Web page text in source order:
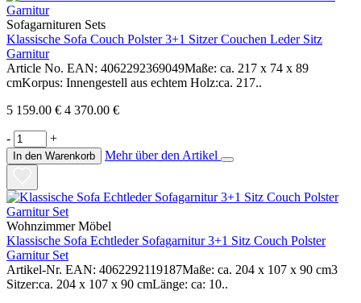
Sofagarnituren Sets
Klassische Sofa Couch Polster 3+1 Sitzer Couchen Leder Sitz
Garnitur
Article No. EAN: 4062292369049Maße: ca. 217 x 74 x 89
cmKorpus: Innengestell aus echtem Holz:ca. 217..
5 159.00 € 4 370.00 €
- +
In den Warenkorb Mehr über den Artikel
Wohnzimmer Möbel
Klassische Sofa Echtleder Sofagarnitur 3+1 Sitz Couch Polster
Garnitur Set
Artikel-Nr. EAN: 4062292119187Maße: ca. 204 x 107 x 90 cm3
Sitzer:ca. 204 x 107 x 90 cmLänge: ca: 10..